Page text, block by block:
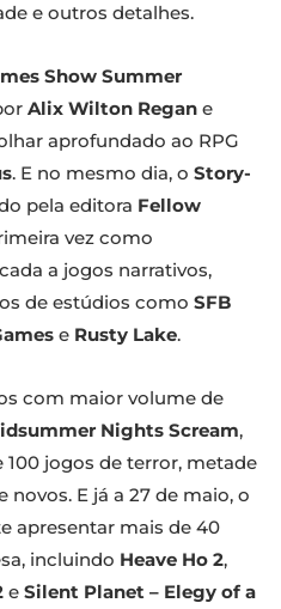
e outros detalhes.
Show Summer
Alix Wilton Regan e
aprofundado ao RPG
. E no mesmo dia, o Story-
pela editora Fellow
vez como
a jogos narrativos,
de estúdios como SFB
e Rusty Lake.
com maior volume de
Nights Scream,
100 jogos de terror, metade
E já a 27 de maio, o
apresentar mais de 40
incluindo Heave Ho 2,
e Silent Planet – Elegy of a